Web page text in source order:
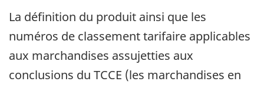
La définition du produit ainsi que les
numéros de classement tarifaire applicables
aux marchandises assujetties aux
conclusions du TCCE (les marchandises en